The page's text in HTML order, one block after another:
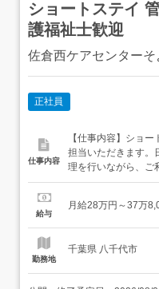
ショートステイ
護福祉士歓迎
佐倉西ケアセンターそ
正社員
仕事内容
【仕事内容】ショ
担当いただきます。
理を行いながら、ご
連携、各種調整を担
業務内容]・スタッフ
給与
月給28万円～37万
勤務地
千葉県 八千代市